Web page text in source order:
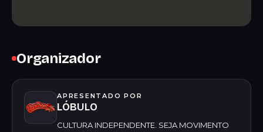
Organizador
APRESENTADO POR
LÓBULO
CULTURA INDEPENDENTE. SEJA MOVIMENTO